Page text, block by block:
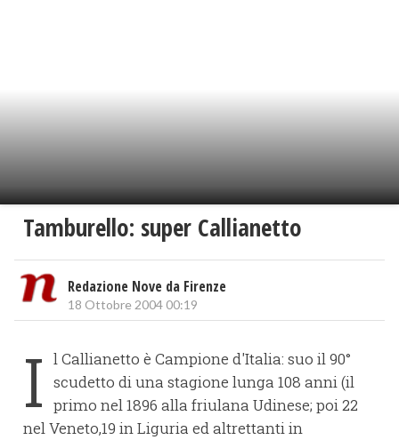
Tamburello: super Callianetto
Redazione Nove da Firenze
18 Ottobre 2004 00:19
I l Callianetto è Campione d'Italia: suo il 90°
scudetto di una stagione lunga 108 anni (il
primo nel 1896 alla friulana Udinese; poi 22
nel Veneto,19 in Liguria ed altrettanti in